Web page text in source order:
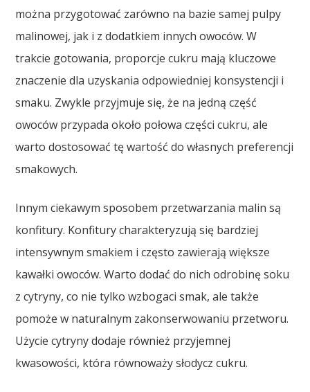
można przygotować zarówno na bazie samej pulpy
malinowej, jak i z dodatkiem innych owoców. W
trakcie gotowania, proporcje cukru mają kluczowe
znaczenie dla uzyskania odpowiedniej konsystencji i
smaku. Zwykle przyjmuje się, że na jedną część
owoców przypada około połowa części cukru, ale
warto dostosować tę wartość do własnych preferencji
smakowych.
Innym ciekawym sposobem przetwarzania malin są
konfitury. Konfitury charakteryzują się bardziej
intensywnym smakiem i często zawierają większe
kawałki owoców. Warto dodać do nich odrobinę soku
z cytryny, co nie tylko wzbogaci smak, ale także
pomoże w naturalnym zakonserwowaniu przetworu.
Użycie cytryny dodaje również przyjemnej
kwasowości, która równoważy słodycz cukru.